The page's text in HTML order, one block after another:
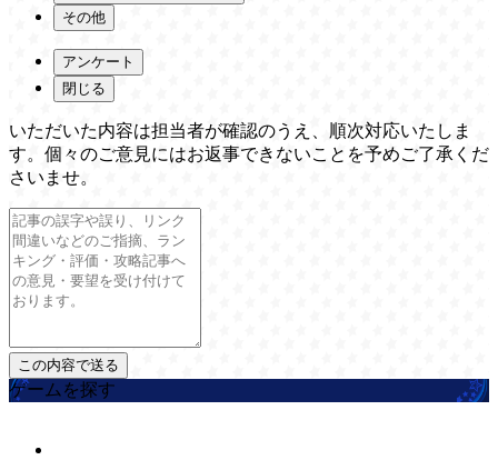
その他
アンケート
閉じる
いただいた内容は担当者が確認のうえ、順次対応いたしま
す。個々のご意見にはお返事できないことを予めご了承くだ
さいませ。
ゲームを探す